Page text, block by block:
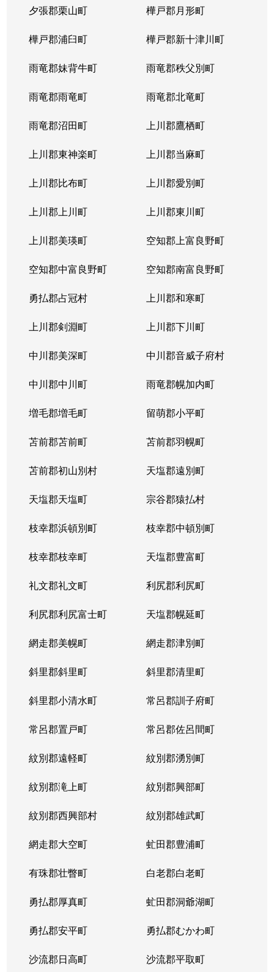
夕張郡栗山町 樺戸郡月形町
樺戸郡浦臼町 樺戸郡新十津川町
雨竜郡妹背牛町 雨竜郡秩父別町
雨竜郡雨竜町 雨竜郡北竜町
雨竜郡沼田町 上川郡鷹栖町
上川郡東神楽町 上川郡当麻町
上川郡比布町 上川郡愛別町
上川郡上川町 上川郡東川町
上川郡美瑛町 空知郡上富良野町
空知郡中富良野町 空知郡南富良野町
勇払郡占冠村 上川郡和寒町
上川郡剣淵町 上川郡下川町
中川郡美深町 中川郡音威子府村
中川郡中川町 雨竜郡幌加内町
増毛郡増毛町 留萌郡小平町
苫前郡苫前町 苫前郡羽幌町
苫前郡初山別村 天塩郡遠別町
天塩郡天塩町 宗谷郡猿払村
枝幸郡浜頓別町 枝幸郡中頓別町
枝幸郡枝幸町 天塩郡豊富町
礼文郡礼文町 利尻郡利尻町
利尻郡利尻富士町 天塩郡幌延町
網走郡美幌町 網走郡津別町
斜里郡斜里町 斜里郡清里町
斜里郡小清水町 常呂郡訓子府町
常呂郡置戸町 常呂郡佐呂間町
紋別郡遠軽町 紋別郡湧別町
紋別郡滝上町 紋別郡興部町
紋別郡西興部村 紋別郡雄武町
網走郡大空町 虻田郡豊浦町
有珠郡壮瞥町 白老郡白老町
勇払郡厚真町 虻田郡洞爺湖町
勇払郡安平町 勇払郡むかわ町
沙流郡日高町 沙流郡平取町